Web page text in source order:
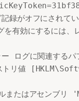
録がオフにされて
グを有効にする
ログに関連するパ
ストリ値
またはアセン